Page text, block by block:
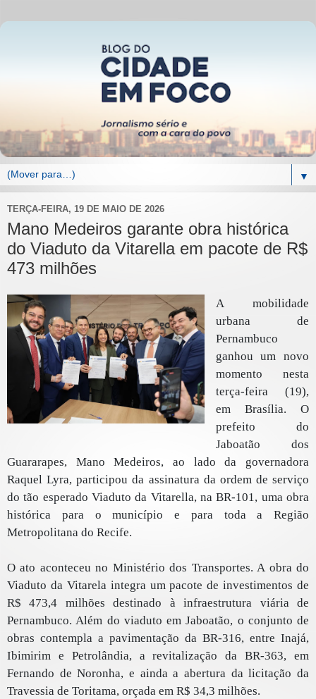
▼
TERÇA-FEIRA, 19 DE MAIO DE 2026
Mano Medeiros garante obra histórica
do Viaduto da Vitarella em pacote de R$
473 milhões
A mobilidade
urbana de
Pernambuco
ganhou um novo
momento nesta
terça-feira (19),
em Brasília. O
prefeito do
Jaboatão dos
Guararapes, Mano Medeiros, ao lado da governadora
Raquel Lyra, participou da assinatura da ordem de serviço
do tão esperado Viaduto da Vitarella, na BR-101, uma obra
histórica para o município e para toda a Região
Metropolitana do Recife.
O ato aconteceu no Ministério dos Transportes. A obra do
Viaduto da Vitarela integra um pacote de investimentos de
R$ 473,4 milhões destinado à infraestrutura viária de
Pernambuco. Além do viaduto em Jaboatão, o conjunto de
obras contempla a pavimentação da BR-316, entre Inajá,
Ibimirim e Petrolândia, a revitalização da BR-363, em
Fernando de Noronha, e ainda a abertura da licitação da
Travessia de Toritama, orçada em R$ 34,3 milhões.